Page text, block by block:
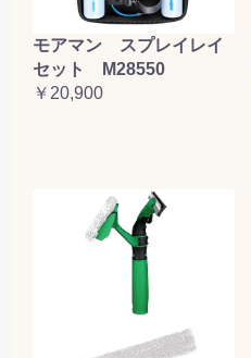
モアマン スプレイレイ
セット M28550
￥20,900